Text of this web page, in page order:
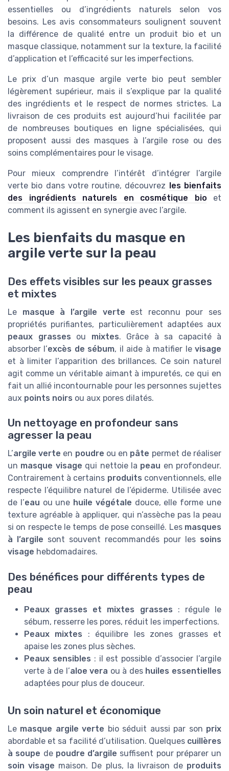
essentielles ou d’ingrédients naturels selon vos
besoins. Les avis consommateurs soulignent souvent
la différence de qualité entre un produit bio et un
masque classique, notamment sur la texture, la facilité
d’application et l’efficacité sur les imperfections.
Le prix d’un masque argile verte bio peut sembler
légèrement supérieur, mais il s’explique par la qualité
des ingrédients et le respect de normes strictes. La
livraison de ces produits est aujourd’hui facilitée par
de nombreuses boutiques en ligne spécialisées, qui
proposent aussi des masques à l’argile rose ou des
soins complémentaires pour le visage.
Pour mieux comprendre l’intérêt d’intégrer l’argile
verte bio dans votre routine, découvrez les bienfaits
des ingrédients naturels en cosmétique bio et
comment ils agissent en synergie avec l’argile.
Les bienfaits du masque en
argile verte sur la peau
Des effets visibles sur les peaux grasses
et mixtes
Le masque à l’argile verte est reconnu pour ses
propriétés purifiantes, particulièrement adaptées aux
peaux grasses ou mixtes. Grâce à sa capacité à
absorber l’excès de sébum, il aide à matifier levisage
et à limiter l’apparition des brillances. Ce soin naturel
agit comme un véritable aimant à impuretés, ce qui en
fait un allié incontournable pour les personnes sujettes
aux points noirs ou aux pores dilatés.
Un nettoyage en profondeur sans
agresser la peau
L’argile verte en poudre ou en pâte permet de réaliser
un masque visage qui nettoie la peau en profondeur.
Contrairement à certains produits conventionnels, elle
respecte l’équilibre naturel de l’épiderme. Utilisée avec
de l’eau ou une huile végétale douce, elle forme une
texture agréable à appliquer, qui n’assèche pas la peau
si on respecte le temps de pose conseillé. Les masques
à l’argile sont souvent recommandés pour les soins
visage hebdomadaires.
Des bénéfices pour différents types de
peau
Peaux grasses et mixtes grasses : régule le
sébum, resserre les pores, réduit les imperfections.
Peaux mixtes : équilibre les zones grasses et
apaise les zones plus sèches.
Peaux sensibles : il est possible d’associer l’argile
verte à de l’aloe vera ou à des huiles essentielles
adaptées pour plus de douceur.
Un soin naturel et économique
Le masque argile verte bio séduit aussi par son prix
abordable et sa facilité d’utilisation. Quelques cuillères
à soupe de poudre d’argile suffisent pour préparer un
soin visage maison. De plus, la livraison de produits